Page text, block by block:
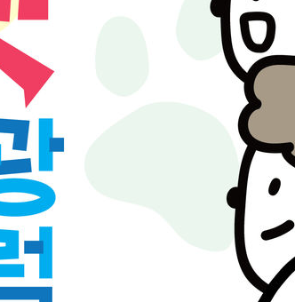
많은 비[내일날씨]
메모리 수요 선제 대
잔 투란VC 입단
국 축구 '5승 2무'
마감
린 6258.77에 마쳐
마감
이후 첫 40도
해 前교정본부장 기소
분에 수사 재개"
밭' 된 축구협회
유 서울대 공대 교수…이